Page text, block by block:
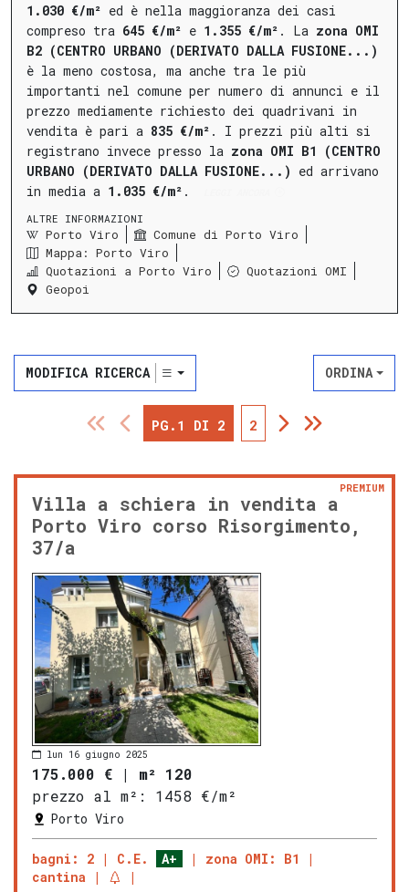
1.030 €/m² ed è nella maggioranza dei casi
compreso tra 645 €/m² e 1.355 €/m² . La zona OMI
B2 (CENTRO URBANO (DERIVATO DALLA FUSIONE...)
è la meno costosa, ma anche tra le più
importanti nel comune per numero di annunci e il
prezzo mediamente richiesto dei quadrivani in
vendita è pari a 835 €/m² . I prezzi più alti si
registrano invece presso la zona OMI B1 (CENTRO
URBANO (DERIVATO DALLA FUSIONE...) ed arrivano
in media a 1.035 €/m² .
ALTRE INFORMAZIONI
Porto Viro
Comune di Porto Viro
Mappa: Porto Viro
Quotazioni a Porto Viro
Quotazioni OMI
Geopoi
MODIFICA RICERCA ORDINA
PG.1 DI 2 2
Villa a schiera in vendita a
Porto Viro corso Risorgimento,
37/a
PREMIUM
lun 16 giugno 2025
175.000 € | m² 120
prezzo al m²:
1458 €/m²
Porto Viro
bagni: 2 C.E. A+
zona OMI: B1
cantina